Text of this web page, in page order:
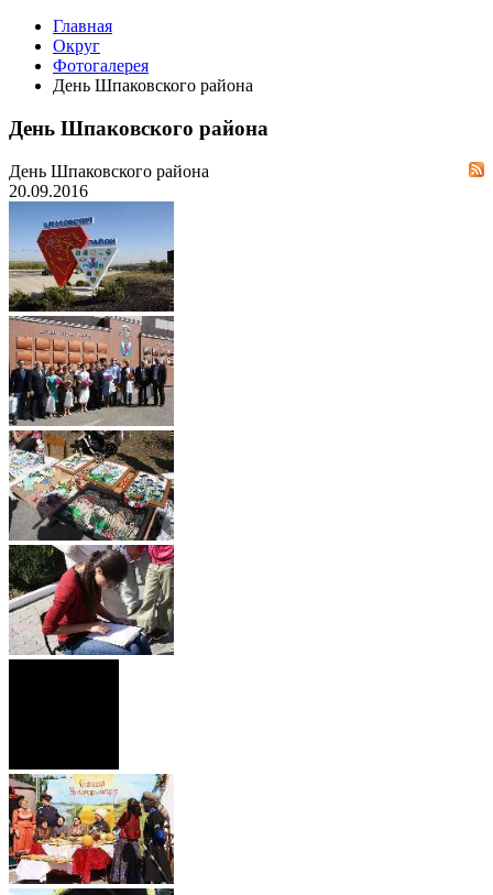
Главная
Округ
Фотогалерея
День Шпаковского района
День Шпаковского района
День Шпаковского района
20.09.2016